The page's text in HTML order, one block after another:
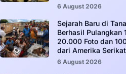
6 August 2026
Sejarah Baru di
Berhasil Pulangkan
20.000 Foto dan
dari Amerika Serikat
6 August 2026